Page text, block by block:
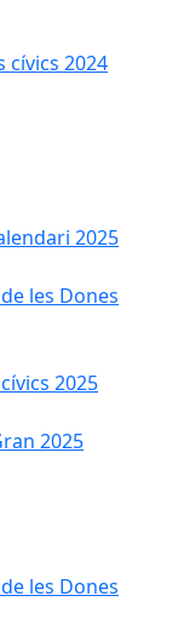
cívics 2024
2025
les Dones
2025
2025
les Dones